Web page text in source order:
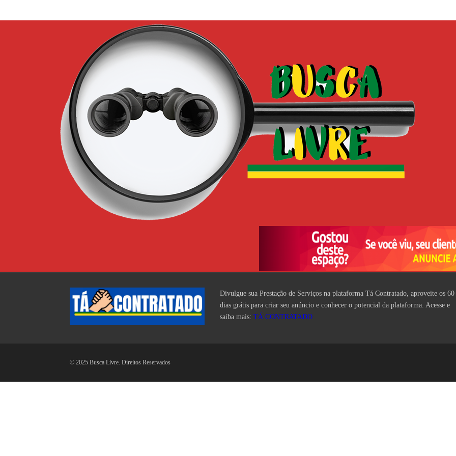
Divulgue sua Prestação de Serviços na plataforma Tá Contratado, aproveite os 60
dias grátis para criar seu anúncio e conhecer o potencial da plataforma. Acesse e
saiba mais:TÁ CONTRATADO
© 2025 Busca Livre. Direitos Reservados